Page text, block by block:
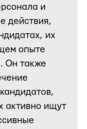
и
действия,
их
опыте
Он также
активно ищут